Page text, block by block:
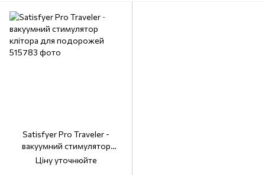
Satisfyer Pro Traveler -
вакуумний стимулятор
клітора для подорожей
Ціну уточнюйте